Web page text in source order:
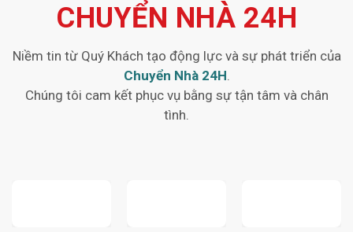
CHUYỂN NHÀ 24H
Niềm tin từ Quý Khách tạo động lực và sự phát triển của
Chuyển Nhà 24H
Chúng tôi cam kết phục vụ bằng sự tận tâm và chân
tình.